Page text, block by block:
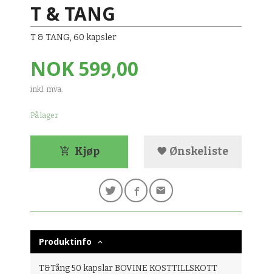
T & TANG
T & TANG, 60 kapsler
Pris
NOK 599,00
inkl. mva.
På lager
Kjøp Ønskeliste
Produktinfo
T&Tång 50 kapslar BOVINE KOSTTILLSKOTT